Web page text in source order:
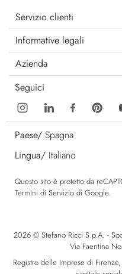
Servizio clienti
Informative legali
Azienda
Seguici
Paese/ Spagna
Lingua/ Italiano
Questo sito è protetto da
Termini di Servizio di Google.
2026 © Stefano Ricci S.p.A. -
Via Faentina
Registro delle Imprese di